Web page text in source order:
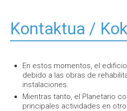
Kontaktua /
En estos momentos, el
debido a las obras de
instalaciones.
Mientras tanto, el Planetario
principales actividades en